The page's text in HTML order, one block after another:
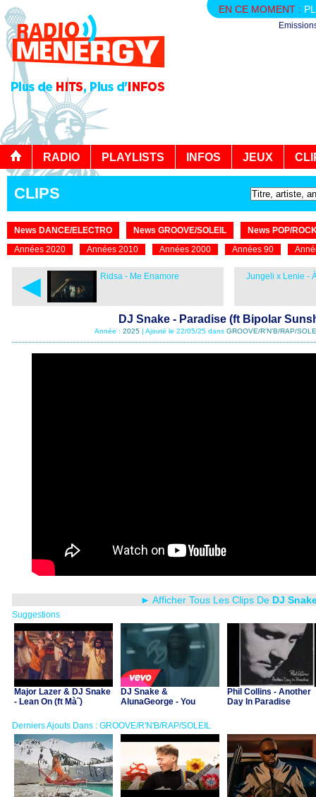
EN CE MOMENT :
RADIO PLAYLISTS INFOS JEUX
CLIPS
News DANCE/ELECTRO News GROOVE/SOLEIL
News POP/
Années 2020
Années 2010 Années 2000 Années 90
◄ Ridsa - Me Enamore Jungeli x Lenie -
DJ Snake - Paradise (ft Bipolar
Année : 2025 | Ajouté le 22/05/25 dans GROOVE/R'N'B/RAP/
► Afficher Tous Les Clips De DJ
Suggestions
Major Lazer & DJ Snake
- Lean On (ft Mà˜)
DJ Snake &
AlunaGeorge - You
Phil Collins - Another
Day In Paradise
Derniers Ajouts Dans : GROOVE/R'N'B/RAP/SOLEIL